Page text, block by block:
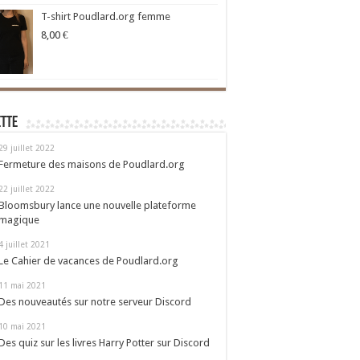
T-shirt Poudlard.org femme
8,00 €
juillet 2022
des maisons de Poudlard.org
juillet 2022
lance une nouvelle plateforme
juillet 2021
Cahier de vacances de Poudlard.org
mai 2021
nouveautés sur notre serveur Discord
mai 2021
quiz sur les livres Harry Potter sur Discord